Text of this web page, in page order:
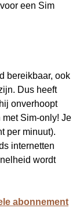
een Sim
bereikbaar, ook
Dus heeft
onverhoopt
Sim-only! Je
per minuut).
internetten
wordt
abonnement